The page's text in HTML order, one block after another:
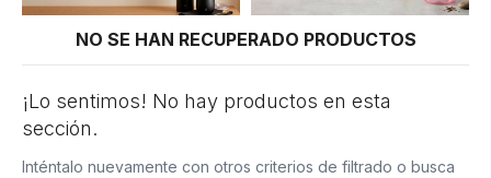
NO SE HAN RECUPERADO PRODUCTOS
¡Lo sentimos! No hay productos en esta
sección.
Inténtalo nuevamente con otros criterios de filtrado o busca